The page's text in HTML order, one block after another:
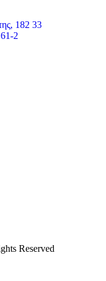
182 33
2
Reserved